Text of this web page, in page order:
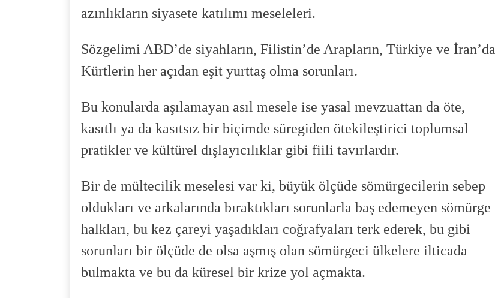
azınlıkların siyasete katılımı meseleleri.
Sözgelimi ABD’de siyahların, Filistin’de Arapların, Türkiye ve İran’da
Kürtlerin her açıdan eşit yurttaş olma sorunları.
Bu konularda aşılamayan asıl mesele ise yasal mevzuattan da öte,
kasıtlı ya da kasıtsız bir biçimde süregiden ötekileştirici toplumsal
pratikler ve kültürel dışlayıcılıklar gibi fiili tavırlardır.
Bir de mültecilik meselesi var ki, büyük ölçüde sömürgecilerin sebep
oldukları ve arkalarında bıraktıkları sorunlarla baş edemeyen sömürge
halkları, bu kez çareyi yaşadıkları coğrafyaları terk ederek, bu gibi
sorunları bir ölçüde de olsa aşmış olan sömürgeci ülkelere ilticada
bulmakta ve bu da küresel bir krize yol açmakta.